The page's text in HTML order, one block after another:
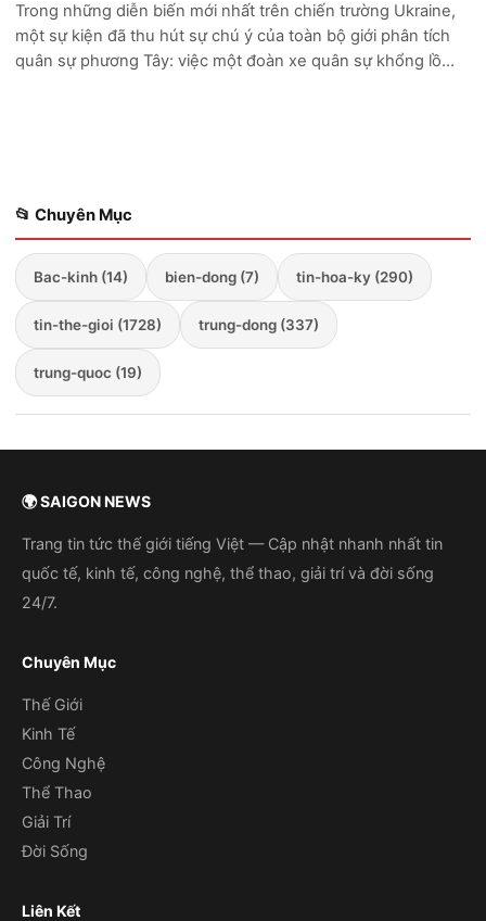
Trong những diễn biến mới nhất trên chiến trường Ukraine,
một sự kiện đã thu hút sự chú ý của toàn bộ giới phân tích
quân sự phương Tây: việc một đoàn xe quân sự khổng lồ
📂 Chuyên Mục
Bac-kinh (14) bien-dong (7) tin-hoa-ky (290)
tin-the-gioi (1728) trung-dong (337)
trung-quoc (19)
🌍 SAIGON NEWS
Trang tin tức thế giới tiếng Việt — Cập nhật nhanh nhất tin
quốc tế, kinh tế, công nghệ, thể thao, giải trí và đời sống
24/7.
Chuyên Mục
Thế Giới
Kinh Tế
Công Nghệ
Thể Thao
Giải Trí
Đời Sống
Liên Kết